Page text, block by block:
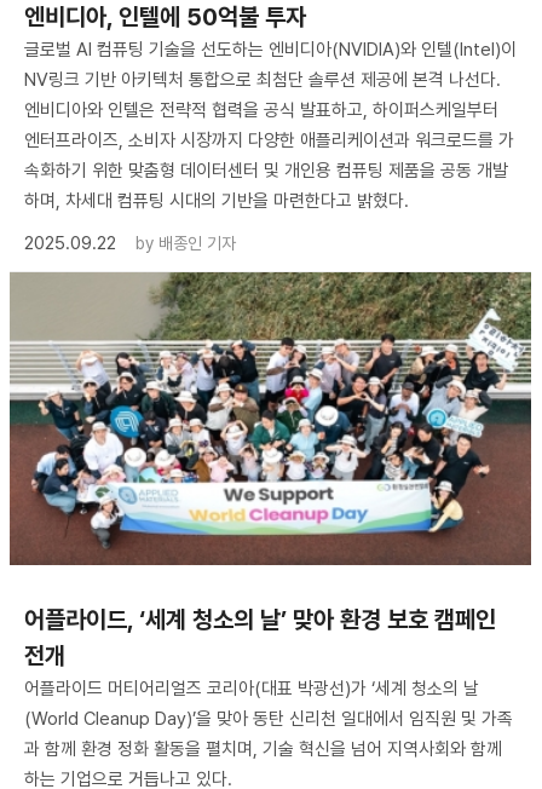
엔비디아, 인텔에 50억불 투자
글로벌 AI 컴퓨팅 기술을 선도하는 엔비디아(NVIDIA)와 인텔(Intel)이
NV링크 기반 아키텍처 통합으로 최첨단 솔루션 제공에 본격 나선다.
엔비디아와 인텔은 전략적 협력을 공식 발표하고, 하이퍼스케일부터
엔터프라이즈, 소비자 시장까지 다양한 애플리케이션과 워크로드를 가
속화하기 위한 맞춤형 데이터센터 및 개인용 컴퓨팅 제품을 공동 개발
하며, 차세대 컴퓨팅 시대의 기반을 마련한다고 밝혔다.
2025.09.22
by 배종인 기자
어플라이드, ‘세계 청소의 날’ 맞아 환경 보호 캠페인
전개
어플라이드 머티어리얼즈 코리아(대표 박광선)가 ‘세계 청소의 날
(World Cleanup Day)’을 맞아 동탄 신리천 일대에서 임직원 및 가족
과 함께 환경 정화 활동을 펼치며, 기술 혁신을 넘어 지역사회와 함께
하는 기업으로 거듭나고 있다.